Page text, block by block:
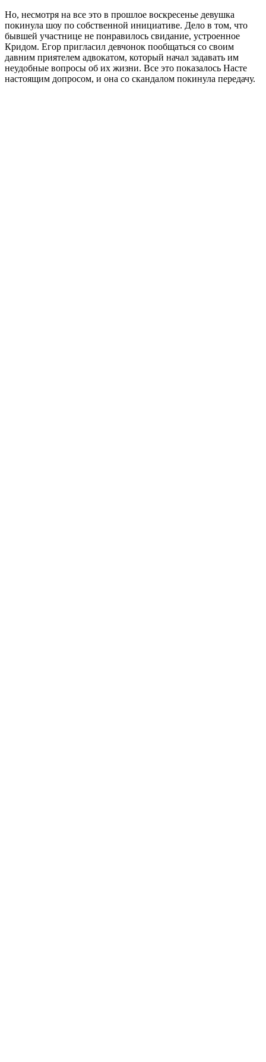
Но, несмотря на все это в прошлое воскресенье девушка
покинула шоу по собственной инициативе. Дело в том, что
бывшей участнице не понравилось свидание, устроенное
Кридом. Егор пригласил девчонок пообщаться со своим
давним приятелем адвокатом, который начал задавать им
неудобные вопросы об их жизни. Все это показалось Насте
настоящим допросом, и она со скандалом покинула передачу.